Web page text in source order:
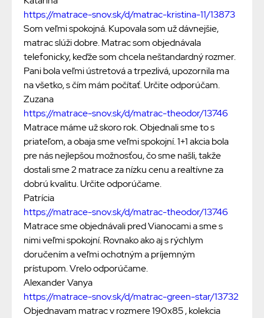
https://matrace-snov.sk/d/matrac-kristina-11/13873
Som veľmi spokojná. Kupovala som už dávnejšie,
matrac slúži dobre. Matrac som objednávala
telefonicky, keďže som chcela neštandardný rozmer.
Pani bola veľmi ústretová a trpezlivá, upozornila ma
na všetko, s čím mám počítať. Určite odporúčam.
Zuzana
https://matrace-snov.sk/d/matrac-theodor/13746
Matrace máme už skoro rok. Objednali sme to s
priateľom, a obaja sme veľmi spokojní. 1+1 akcia bola
pre nás nejlepšou možnosťou, čo sme našli, takže
dostali sme 2 matrace za nízku cenu a realtívne za
dobrú kvalitu. Určite odporúčame.
Patrícia
https://matrace-snov.sk/d/matrac-theodor/13746
Matrace sme objednávali pred Vianocami a sme s
nimi veľmi spokojní. Rovnako ako aj s rýchlym
doručením a veľmi ochotným a príjemným
prístupom. Vrelo odporúčame.
Alexander Vanya
https://matrace-snov.sk/d/matrac-green-star/13732
Objednavam matrac v rozmere 190x85 , kolekcia